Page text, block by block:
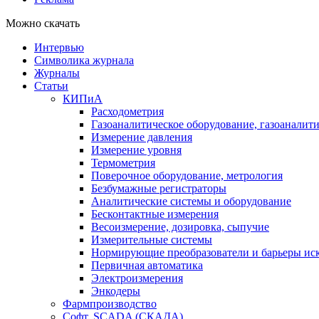
Можно скачать
Интервью
Символика журнала
Журналы
Статьи
КИПиА
Расходометрия
Газоаналитическое оборудование,
Измерение давления
Измерение уровня
Термометрия
Поверочное оборудование, метрология
Безбумажные регистраторы
Аналитические системы и оборудование
Бесконтактные измерения
Весоизмерение, дозировка, сыпучие
Измерительные системы
Нормирующие преобразователи и барьеры
Первичная автоматика
Электроизмерения
Энкодеры
Фармпроизводство